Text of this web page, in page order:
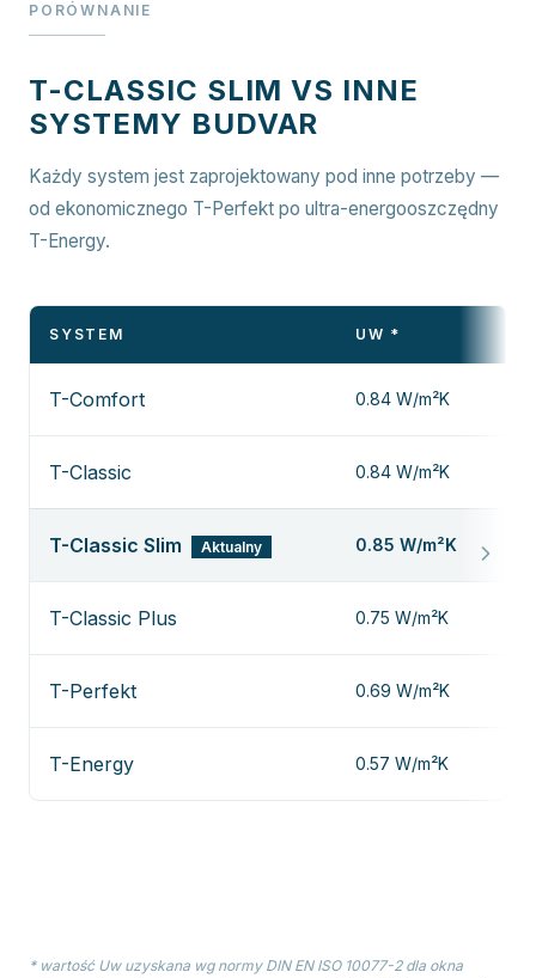
PORÓWNANIE
T-CLASSIC SLIM VS INNE
SYSTEMY BUDVAR
Każdy system jest zaprojektowany pod inne potrzeby —
od ekonomicznego T-Perfekt po ultra-energooszczędny
T-Energy.
SYSTEM UW *
T-Comfort 0.84 W/m²K
T-Classic 0.84 W/m²K
T-Classic Slim Aktualny 0.85 W/m²K
T-Classic Plus 0.75 W/m²K
T-Perfekt 0.69 W/m²K
T-Energy 0.57 W/m²K
* wartość Uw uzyskana wg normy DIN EN ISO 10077-2 dla okna